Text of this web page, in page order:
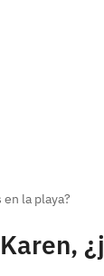
la playa?